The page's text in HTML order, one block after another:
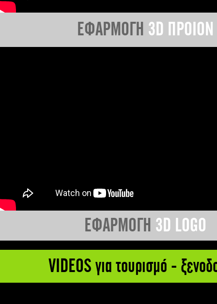
ΕΦΑΡΜΟΓΗ 3D ΠΡΟΙΟΝ
ΕΦΑΡΜΟΓΗ 3D LOGO
VIDEOS για τουρισμό -